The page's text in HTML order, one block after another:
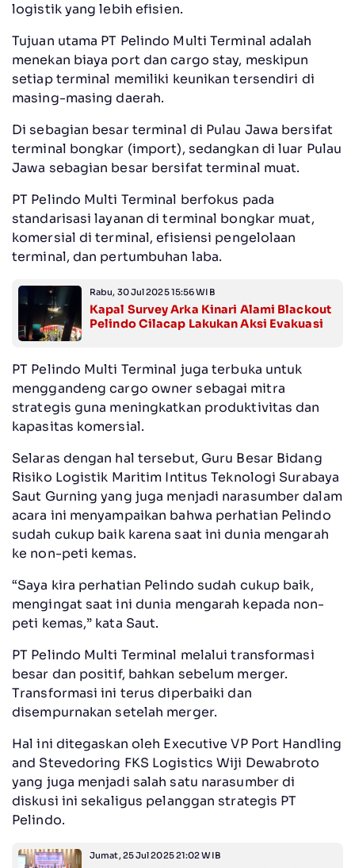
logistik yang lebih efisien.
Tujuan utama PT Pelindo Multi Terminal adalah
menekan biaya port dan cargo stay, meskipun
setiap terminal memiliki keunikan tersendiri di
masing-masing daerah.
Di sebagian besar terminal di Pulau Jawa bersifat
terminal bongkar (import), sedangkan di luar Pulau
Jawa sebagian besar bersifat terminal muat.
PT Pelindo Multi Terminal berfokus pada
standarisasi layanan di terminal bongkar muat,
komersial di terminal, efisiensi pengelolaan
terminal, dan pertumbuhan laba.
Rabu, 30 Jul 2025 15:56 WIB
Kapal Survey Arka Kinari Alami Blackout
Pelindo Cilacap Lakukan Aksi Evakuasi
PT Pelindo Multi Terminal juga terbuka untuk
menggandeng cargo owner sebagai mitra
strategis guna meningkatkan produktivitas dan
kapasitas komersial.
Selaras dengan hal tersebut, Guru Besar Bidang
Risiko Logistik Maritim Intitus Teknologi Surabaya
Saut Gurning yang juga menjadi narasumber dalam
acara ini menyampaikan bahwa perhatian Pelindo
sudah cukup baik karena saat ini dunia mengarah
ke non-peti kemas.
“Saya kira perhatian Pelindo sudah cukup baik,
mengingat saat ini dunia mengarah kepada non-
peti kemas,” kata Saut.
PT Pelindo Multi Terminal melalui transformasi
besar dan positif, bahkan sebelum merger.
Transformasi ini terus diperbaiki dan
disempurnakan setelah merger.
Hal ini ditegaskan oleh Executive VP Port Handling
and Stevedoring FKS Logistics Wiji Dewabroto
yang juga menjadi salah satu narasumber di
diskusi ini sekaligus pelanggan strategis PT
Pelindo.
Jumat, 25 Jul 2025 21:02 WIB